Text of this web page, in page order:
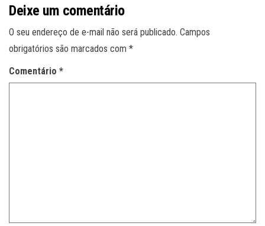
Deixe um comentário
O seu endereço de e-mail não será publicado. Campos
obrigatórios são marcados com *
Comentário *